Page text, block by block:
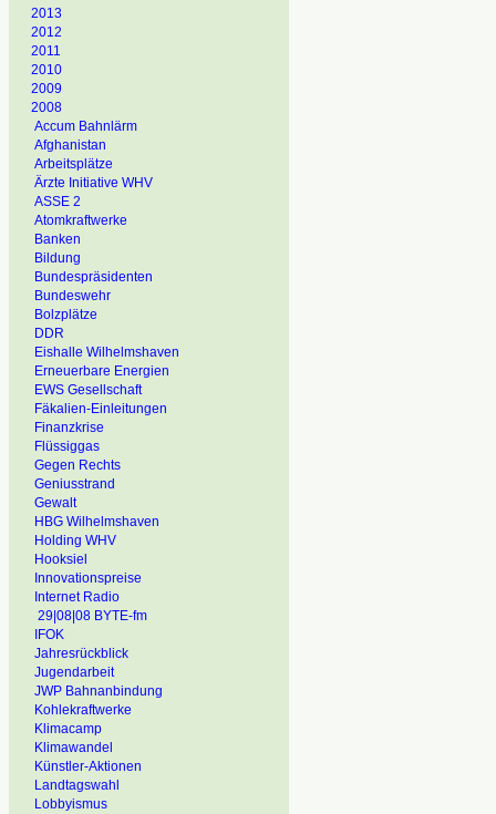
2013
2012
2011
2010
2009
2008
Accum Bahnlärm
Afghanistan
Arbeitsplätze
Ärzte Initiative WHV
ASSE 2
Atomkraftwerke
Banken
Bildung
Bundespräsidenten
Bundeswehr
Bolzplätze
DDR
Eishalle Wilhelmshaven
Erneuerbare Energien
EWS Gesellschaft
Fäkalien-Einleitungen
Finanzkrise
Flüssiggas
Gegen Rechts
Geniusstrand
Gewalt
HBG Wilhelmshaven
Holding WHV
Hooksiel
Innovationspreise
Internet Radio
29|08|08 BYTE-fm
IFOK
Jahresrückblick
Jugendarbeit
JWP Bahnanbindung
Kohlekraftwerke
Klimacamp
Klimawandel
Künstler-Aktionen
Landtagswahl
Lobbyismus